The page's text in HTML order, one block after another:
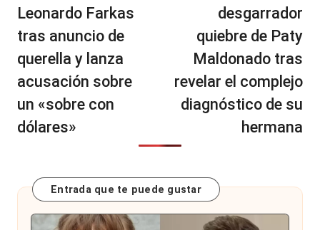
Leonardo Farkas
tras anuncio de
querella y lanza
acusación sobre
un «sobre con
dólares»
desgarrador
quiebre de Paty
Maldonado tras
revelar el complejo
diagnóstico de su
hermana
Entrada que te puede gustar